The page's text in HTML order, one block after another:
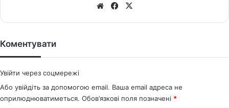
We
Fa
Коментувати
Увійти через соцмережі
Або увійдіть за допомогою email. Ваша email адреса не
оприлюднюватиметься. Обов’язкові поля позначені *